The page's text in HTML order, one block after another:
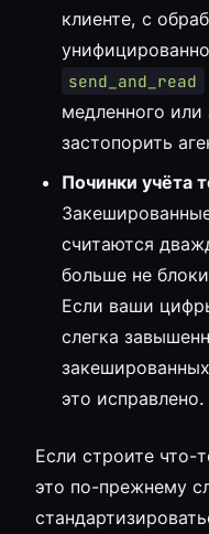
клиенте, с
send_and_read
медленного или
застопорить
Починки учёта
считаются
больше не
Если ваши
слегка
это исправлено.
Если строите что-
это по-прежнему